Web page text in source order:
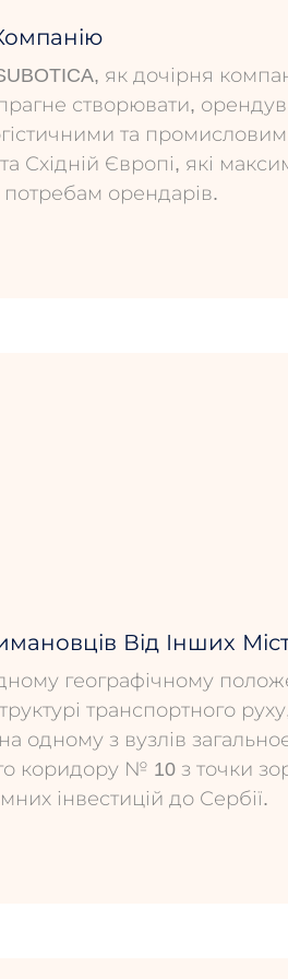
як дочірня
створювати,
та
Східній Європі, які
потребам орендарів.
Від Інших
географічному
транспортного
одному з вузлів
коридору № 10 з точки
інвестицій до Сербії.